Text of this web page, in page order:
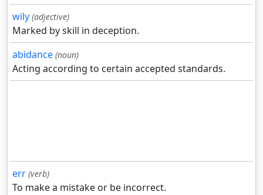
wily (adjective)
Marked by skill in deception.
abidance (noun)
Acting according to certain accepted standards.
err (verb)
To make a mistake or be incorrect.